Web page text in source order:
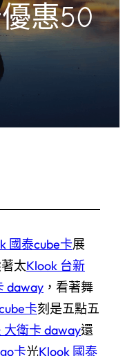
惠50
國泰cube卡展
太Klook 台新
daway ，看著舞
卡刻是五點五
大衛卡 daway還
卡光Klook 國泰